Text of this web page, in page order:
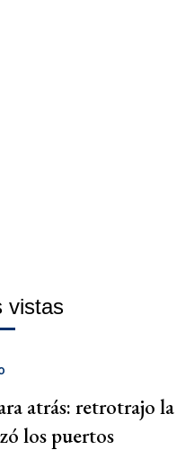
vistas
atrás: retrotrajo la
los puertos